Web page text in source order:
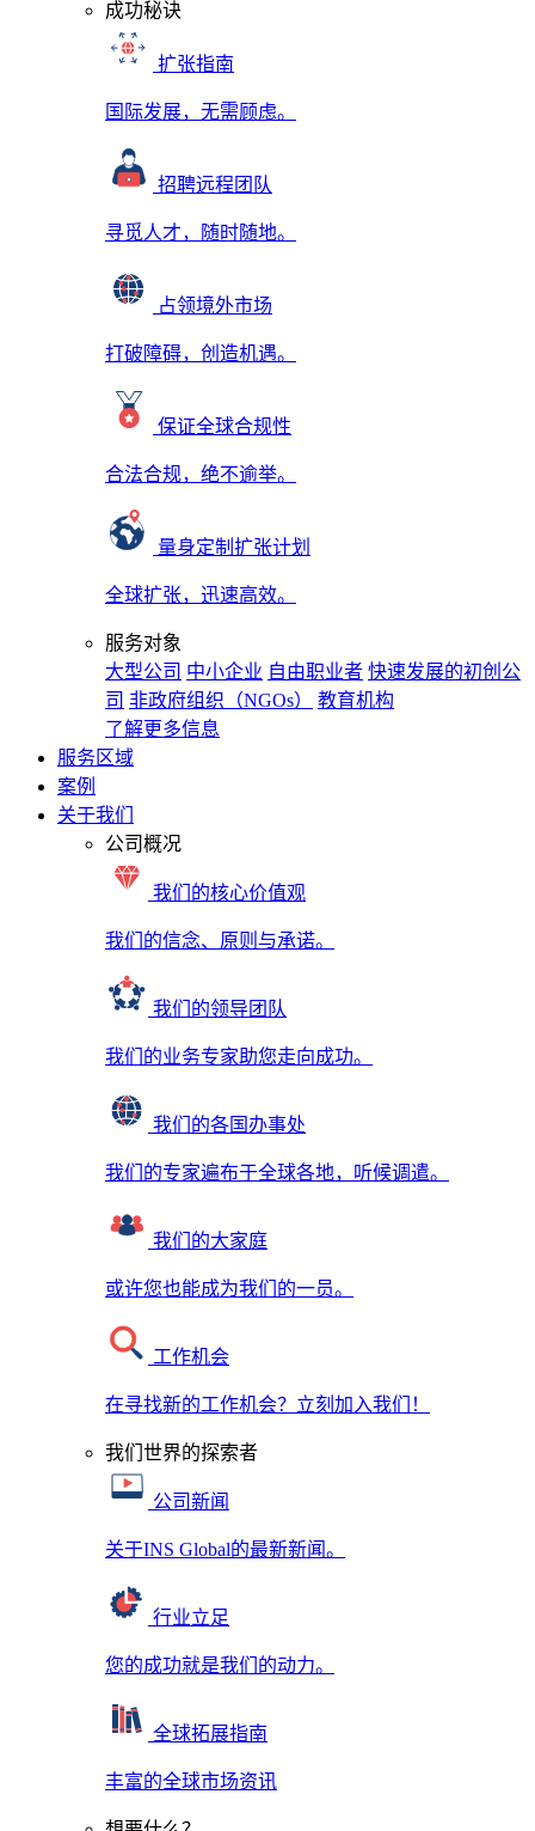
成功秘诀
扩张指南
国际发展，无需顾虑。
招聘远程团队
寻觅人才，随时随地。
占领境外市场
打破障碍，创造机遇。
保证全球合规性
合法合规，绝不逾举。
量身定制扩张计划
全球扩张，迅速高效。
服务对象
大型公司 中小企业 自由职业者 快速发展的初创公
司 非政府组织（NGOs）
教育机构
了解更多信息
服务区域
案例
关于我们
公司概况
我们的核心价值观
我们的信念、原则与承诺。
我们的领导团队
我们的业务专家助您走向成功。
我们的各国办事处
我们的专家遍布于全球各地，听候调遣。
我们的大家庭
或许您也能成为我们的一员。
工作机会
在寻找新的工作机会？立刻加入我们！
我们世界的探索者
公司新闻
关于INS Global的最新新闻。
行业立足
您的成功就是我们的动力。
全球拓展指南
丰富的全球市场资讯